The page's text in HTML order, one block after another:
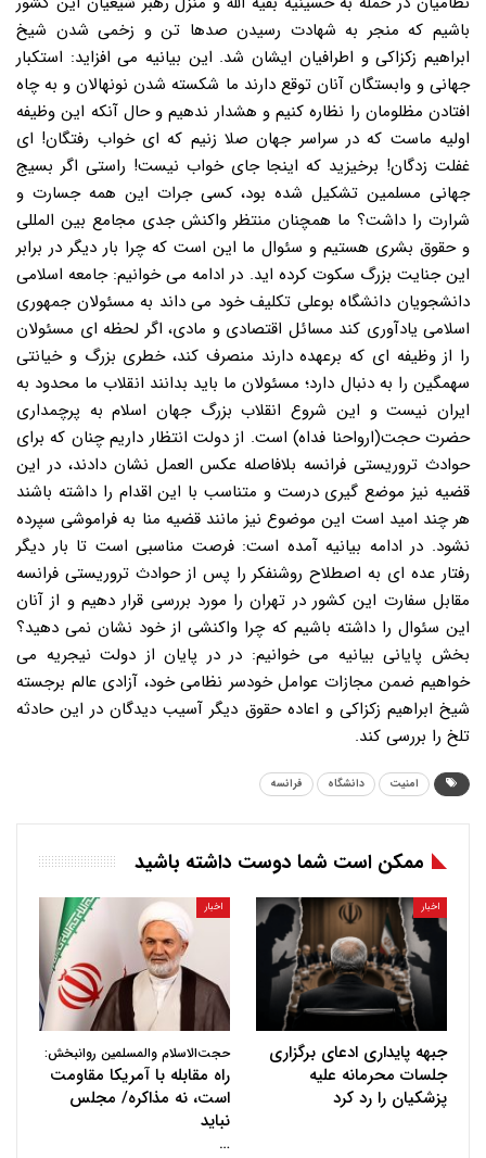
باشیم که منجر به شهادت رسیدن صدها تن و زخمی شدن شیخ
ابراهیم زکزاکی و اطرافیان ایشان شد. این بیانیه می افزاید: استکبار
جهانی و وابستگان آنان توقع دارند ما شکسته شدن نونهالان و به چاه
افتادن مظلومان را نظاره کنیم و هشدار ندهیم و حال آنکه این وظیفه
اولیه ماست که در سراسر جهان صلا زنیم که ای خواب رفتگان! ای
غفلت زدگان! برخیزید که اینجا جای خواب نیست! راستی اگر بسیج
جهانی مسلمین تشکیل شده بود، کسی جرات این همه جسارت و
شرارت را داشت؟ ما همچنان منتظر واکنش جدی مجامع بین المللی
و حقوق بشری هستیم و سئوال ما این است که چرا بار دیگر در برابر
این جنایت بزرگ سکوت کرده اید. در ادامه می خوانیم: جامعه اسلامی
دانشجویان دانشگاه بوعلی تکلیف خود می داند به مسئولان جمهوری
اسلامی یادآوری کند مسائل اقتصادی و مادی، اگر لحظه ای مسئولان
را از وظیفه ای که برعهده دارند منصرف کند، خطری بزرگ و خیانتی
سهمگین را به دنبال دارد؛ مسئولان ما باید بدانند انقلاب ما محدود به
ایران نیست و این شروع انقلاب بزرگ جهان اسلام به پرچمداری
حضرت حجت(ارواحنا فداه) است. از دولت انتظار داریم چنان که برای
حوادث تروریستی فرانسه بلافاصله عکس العمل نشان دادند، در این
قضیه نیز موضع گیری درست و متناسب با این اقدام را داشته باشند
هر چند امید است این موضوع نیز مانند قضیه منا به فراموشی سپرده
نشود. در ادامه بیانیه آمده است: فرصت مناسبی است تا بار دیگر
رفتار عده ای به اصطلاح روشنفکر را پس از حوادث تروریستی فرانسه
مقابل سفارت این کشور در تهران را مورد بررسی قرار دهیم و از آنان
این سئوال را داشته باشیم که چرا واکنشی از خود نشان نمی دهید؟
بخش پایانی بیانیه می خوانیم: در در پایان از دولت نیجریه می
خواهیم ضمن مجازات عوامل خودسر نظامی خود، آزادی عالم برجسته
شیخ ابراهیم زکزاکی و اعاده حقوق دیگر آسیب دیدگان در این حادثه
تلخ را بررسی کند.
امنیت دانشگاه فرانسه
ممکن است شما دوست داشته باشید
اخبار
جبهه پایداری ادعای برگزاری
جلسات محرمانه علیه
پزشکیان را رد کرد
اخبار
حجت‌الاسلام والمسلمین روانبخش:
راه مقابله با آمریکا مقاومت
است، نه مذاکره/ مجلس
نباید
…